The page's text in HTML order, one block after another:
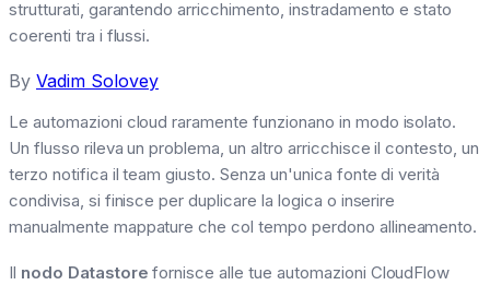
strutturati, garantendo arricchimento, instradamento e stato
coerenti tra i flussi.
By Vadim Solovey
Le automazioni cloud raramente funzionano in modo isolato.
Un flusso rileva un problema, un altro arricchisce il contesto, un
terzo notifica il team giusto. Senza un'unica fonte di verità
condivisa, si finisce per duplicare la logica o inserire
manualmente mappature che col tempo perdono allineamento.
Il nodo Datastore fornisce alle tue automazioni CloudFlow